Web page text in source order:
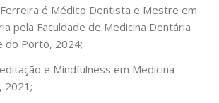
é Médico Dentista e Mestre em
pela Faculdade de Medicina Dentária
do Porto, 2024;
e Mindfulness em Medicina
2021;